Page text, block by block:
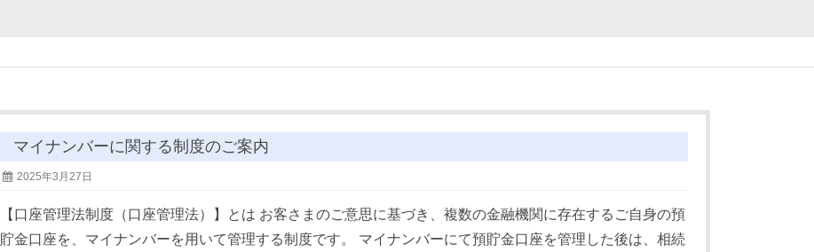
マイナンバーに関する制度のご案内
2025年3月27日
【口座管理法制度（口座管理法）】とは お客さまのご意思に基づき、複数の金融機関に存在するご自身の預
貯金口座を、マイナンバーを用いて管理する制度です。 マイナンバーにて預貯金口座を管理した後は、相続